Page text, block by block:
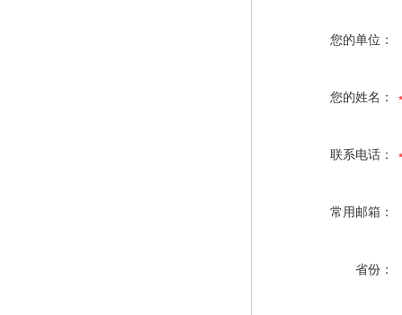
您的单位：
您的姓名：
联系电话：
常用邮箱：
省份：